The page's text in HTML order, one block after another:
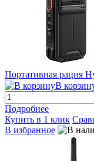
Портативная рация
В
Подробнее
Купить в 1 клик
В избранное